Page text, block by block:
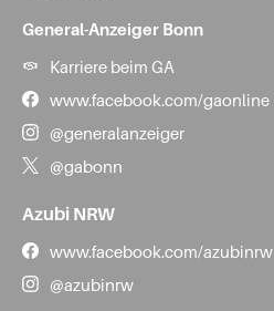
General-Anzeiger Bonn
Karriere beim GA
www.facebook.com/gaonline
@generalanzeiger
@gabonn
Azubi NRW
www.facebook.com/azubinrw
@azubinrw